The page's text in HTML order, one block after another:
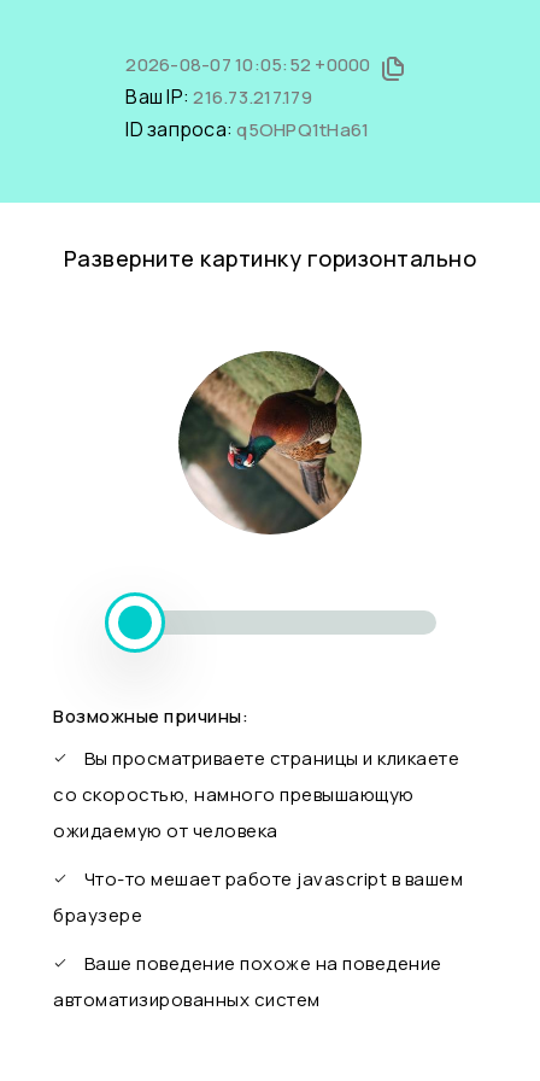
2026-08-07 10:05:52 +0000
Ваш IP:216.73.217.179
ID запроса:q5OHPQ1tHa61
Разверните картинку горизонтально
Возможные причины:
Вы просматриваете страницы и кликаете
со скоростью, намного превышающую
ожидаемую от человека
Что-то мешает работе javascript в вашем
браузере
Ваше поведение похоже на поведение
автоматизированных систем